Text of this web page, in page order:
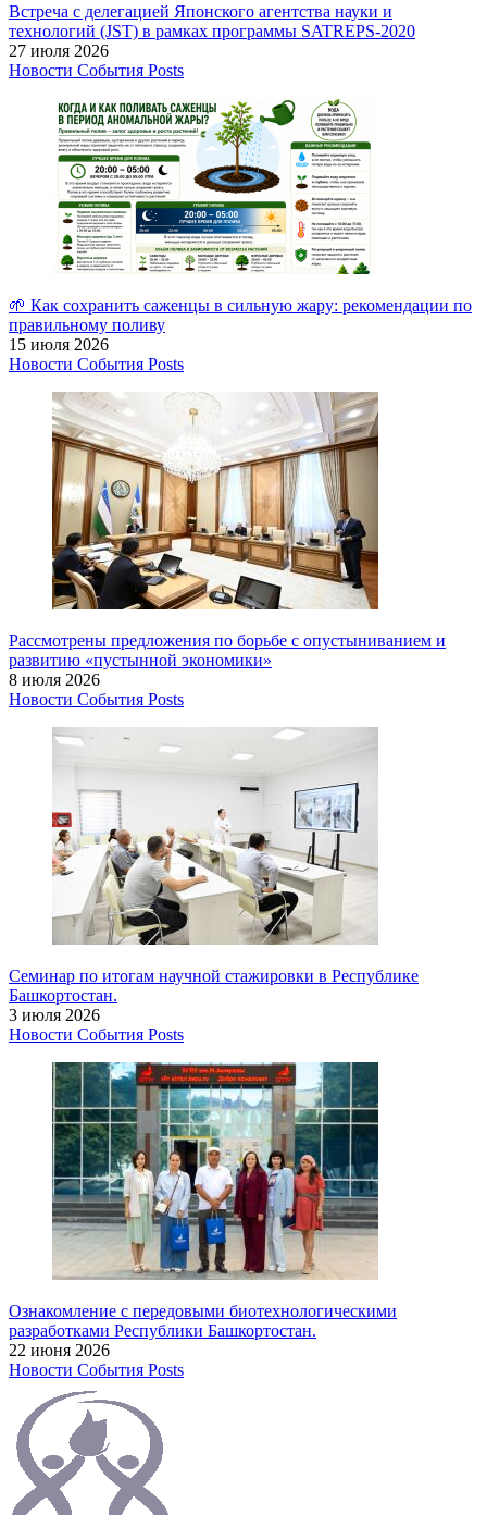
Встреча с делегацией Японского агентства науки и
технологий (JST) в рамках программы SATREPS-2020
27 июля 2026
Новости События Posts
🌱 Как сохранить саженцы в сильную жару: рекомендации по
правильному поливу
15 июля 2026
Новости События Posts
Рассмотрены предложения по борьбе с опустыниванием и
развитию «пустынной экономики»
8 июля 2026
Новости События Posts
Семинар по итогам научной стажировки в Республике
Башкортостан.
3 июля 2026
Новости События Posts
Ознакомление с передовыми биотехнологическими
разработками Республики Башкортостан.
22 июня 2026
Новости События Posts